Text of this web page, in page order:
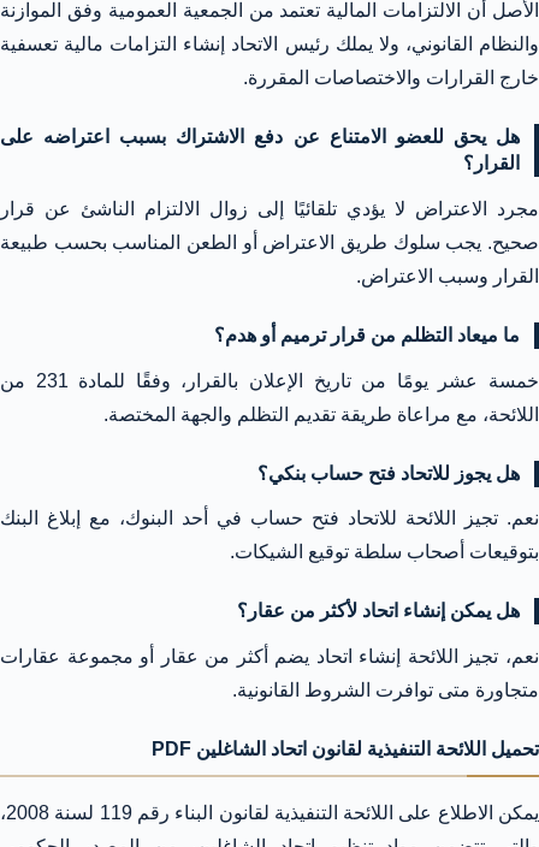
الأصل أن الالتزامات المالية تعتمد من الجمعية العمومية وفق الموازنة
والنظام القانوني، ولا يملك رئيس الاتحاد إنشاء التزامات مالية تعسفية
خارج القرارات والاختصاصات المقررة.
هل يحق للعضو الامتناع عن دفع الاشتراك بسبب اعتراضه على
القرار؟
مجرد الاعتراض لا يؤدي تلقائيًا إلى زوال الالتزام الناشئ عن قرار
صحيح. يجب سلوك طريق الاعتراض أو الطعن المناسب بحسب طبيعة
القرار وسبب الاعتراض.
ما ميعاد التظلم من قرار ترميم أو هدم؟
خمسة عشر يومًا من تاريخ الإعلان بالقرار، وفقًا للمادة 231 من
اللائحة، مع مراعاة طريقة تقديم التظلم والجهة المختصة.
هل يجوز للاتحاد فتح حساب بنكي؟
نعم. تجيز اللائحة للاتحاد فتح حساب في أحد البنوك، مع إبلاغ البنك
بتوقيعات أصحاب سلطة توقيع الشيكات.
هل يمكن إنشاء اتحاد لأكثر من عقار؟
نعم، تجيز اللائحة إنشاء اتحاد يضم أكثر من عقار أو مجموعة عقارات
متجاورة متى توافرت الشروط القانونية.
تحميل اللائحة التنفيذية لقانون اتحاد الشاغلين PDF
يمكن الاطلاع على اللائحة التنفيذية لقانون البناء رقم 119 لسنة 2008،